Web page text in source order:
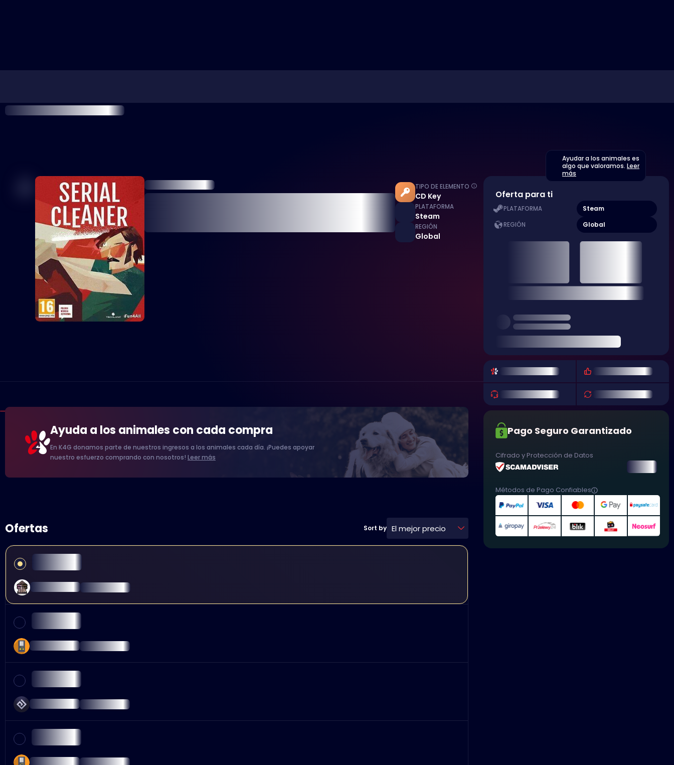
TIPO DE ELEMENTO
CD Key
PLATAFORMA
Steam
REGIÓN
Global
Ayuda a los animales con cada compra
En K4G donamos parte de nuestros ingresos a los animales cada día. ¡Puedes apoyar
nuestro esfuerzo comprando con nosotros! Leer más
Ofertas Sort by El mejor precio
Ayudar a los animales es
algo que valoramos. Leer
más
Oferta para ti
PLATAFORMA Steam
REGIÓN Global
Pago Seguro Garantizado
Cifrado y Protección de Datos
Métodos de Pago Confiables